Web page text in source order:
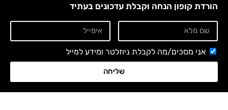
הורדת קופון הנחה וקבלת עדכונים בעתיד
אני מסכים/מה לקבלת ניוזלטר ומידע למייל
שליחה